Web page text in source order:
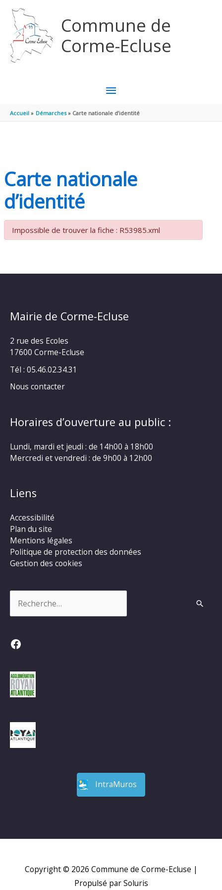
Commune de
Corme-Ecluse
MENU
PRINCIPAL
Accueil Démarches Carte nationale d’identité
Carte nationale
d’identité
Impossible de trouver la fiche : R53985.xml
Mairie de Corme-Ecluse
2 rue des Ecoles
17600 Corme-Ecluse
Tél : 05.46.02.34.31
Nous contacter
Horaires d’ouverture au public :
Lundi, mardi et jeudi : de 14h00 à 18h00
Mercredi et vendredi : de 9h00 à 12h00
Liens
Accessibilité
Plan du site
Mentions légales
Politique de protection des données
Gestion des cookies
Facebook
IntraMuros
Copyright © 2026 Commune de Corme-Ecluse |
Propulsé par Soluris